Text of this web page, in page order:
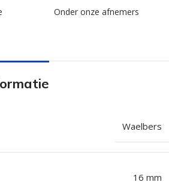
Onder onze afnemers
Waelbers
16 mm